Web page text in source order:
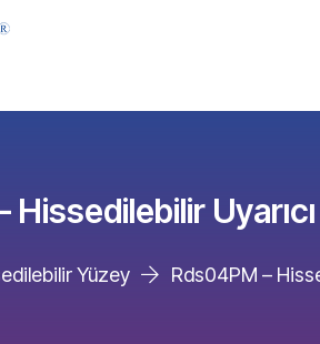
Hissedilebilir
Yüzey Rds04PM –